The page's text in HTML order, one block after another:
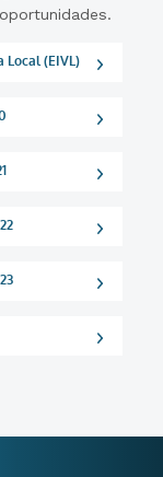
Local (EIVL)